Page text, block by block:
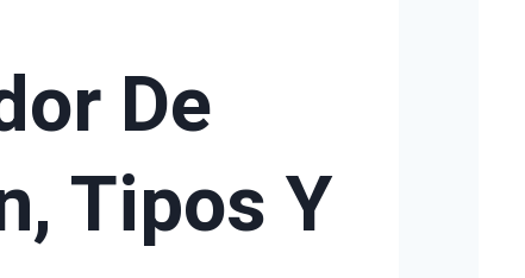
De
Tipos Y